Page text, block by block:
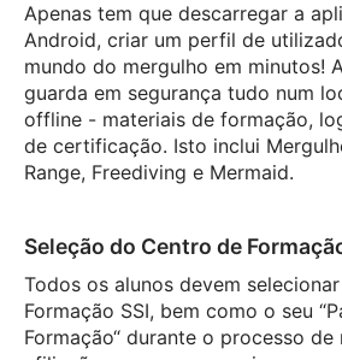
Apenas tem que descarregar a
Android, criar um perfil de
mundo do mergulho em minutos!
guarda em segurança tudo num
offline - materiais de formação,
de certificação. Isto inclui
Range, Freediving e Mermaid.
Seleção do Centro de
Todos os alunos devem
Formação SSI, bem como o seu
Formação“ durante o processo